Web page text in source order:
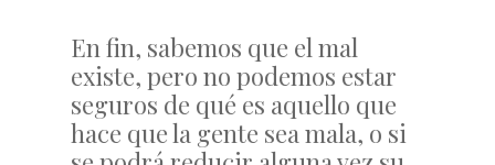
En fin, sabemos que el mal
existe, pero no podemos estar
seguros de qué es aquello que
hace que la gente sea mala, o si